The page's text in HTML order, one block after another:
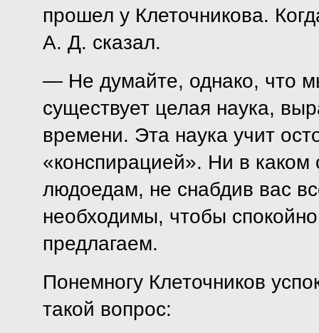
прошел у Клеточникова.
А. Д. сказал.
— Не думайте, однако, что
существует целая наука,
времени. Эта наука учит
«конспирацией». Ни в каком
людоедам, не снабдив вас
необходимы, чтобы
предлагаем.
Понемногу Клеточников
такой вопрос: